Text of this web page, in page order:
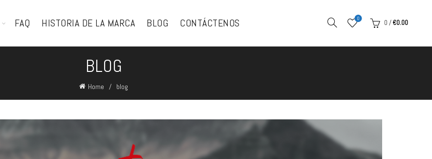
FAQ HISTORIA DE LA MARCA BLOG CONTÁCTENOS 0
0 / €0.00
BLOG
Home blog